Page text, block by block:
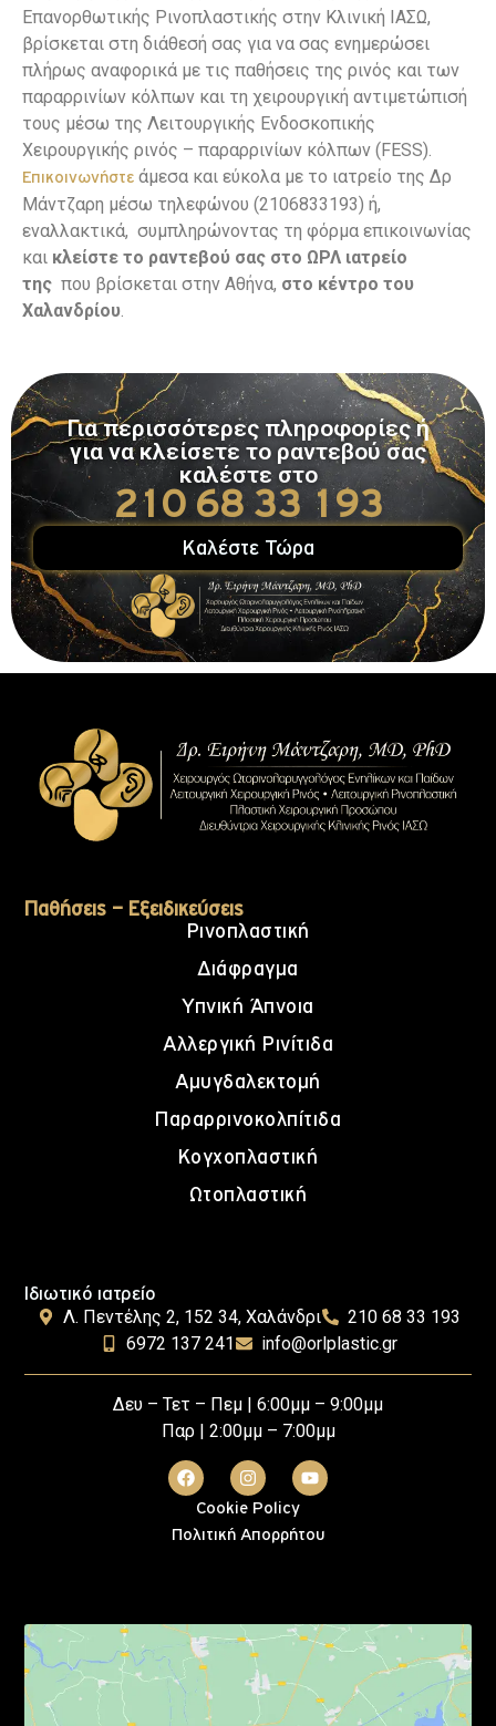
Επανορθωτικής Ρινοπλαστικής στην Κλινική ΙΑΣΩ,
βρίσκεται στη διάθεσή σας για να σας ενημερώσει
πλήρως αναφορικά με τις παθήσεις της ρινός και των
παραρρινίων κόλπων και τη χειρουργική αντιμετώπισή
τους μέσω της Λειτουργικής Ενδοσκοπικής
Χειρουργικής ρινός – παραρρινίων κόλπων (FESS).
Επικοινωνήστε άμεσα και εύκολα με το ιατρείο της Δρ
Μάντζαρη μέσω τηλεφώνου (2106833193) ή,
εναλλακτικά, συμπληρώνοντας τη φόρμα επικοινωνίας
και κλείστε το ραντεβού σας στο ΩΡΛ ιατρείο
της που βρίσκεται στην Αθήνα, στο κέντρο του
Χαλανδρίου
Για περισσότερες πληροφορίες ή
για να κλείσετε το ραντεβού σας
καλέστε στο
210 68 33 193
Καλέστε Τώρα
Παθήσεις – Εξειδικεύσεις
Ρινοπλαστική
Διάφραγμα
Υπνική Άπνοια
Αλλεργική Ρινίτιδα
Αμυγδαλεκτομή
Παραρρινοκολπίτιδα
Κογχοπλαστική
Ωτοπλαστική
Ιδιωτικό ιατρείο
Λ. Πεντέλης 2, 152 34, Χαλάνδρι
210 68 33 193
6972 137 241
info@orlplastic.gr
Δευ – Τετ – Πεμ | 6:00μμ – 9:00μμ
Παρ | 2:00μμ – 7:00μμ
Cookie Policy
Πολιτική Απορρήτου